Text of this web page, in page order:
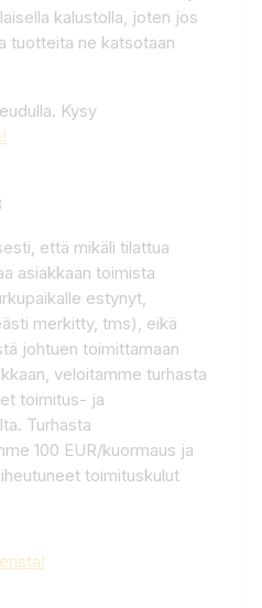
kalustolla, joten jos
tuotteita ne katsotaan
Kysy
että mikäli tilattua
asiakkaan toimista
estynyt,
merkitty, tms), eikä
johtuen toimittamaan
veloitamme turhasta
toimitus- ja
Turhasta
100 EUR/kuormaus ja
toimituskulut